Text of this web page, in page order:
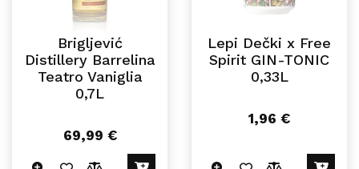
Brigljević
Distillery Barrelina
Teatro Vaniglia
0,7L
69,99 €
Lepi Dečki x Free
Spirit GIN-TONIC
0,33L
1,96 €